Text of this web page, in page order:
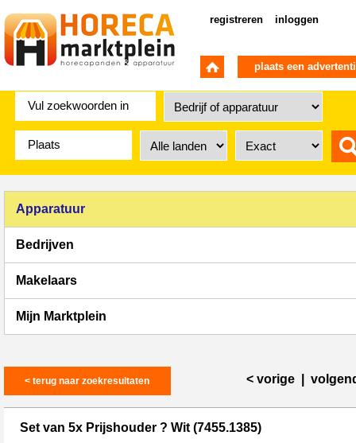
registreren inloggen
plaats een
Apparatuur
Bedrijven
Makelaars
Mijn Marktplein
< terug naar zoekresultaten < vorige
Set van 5x Prijshouder ? Wit (7455.1385)